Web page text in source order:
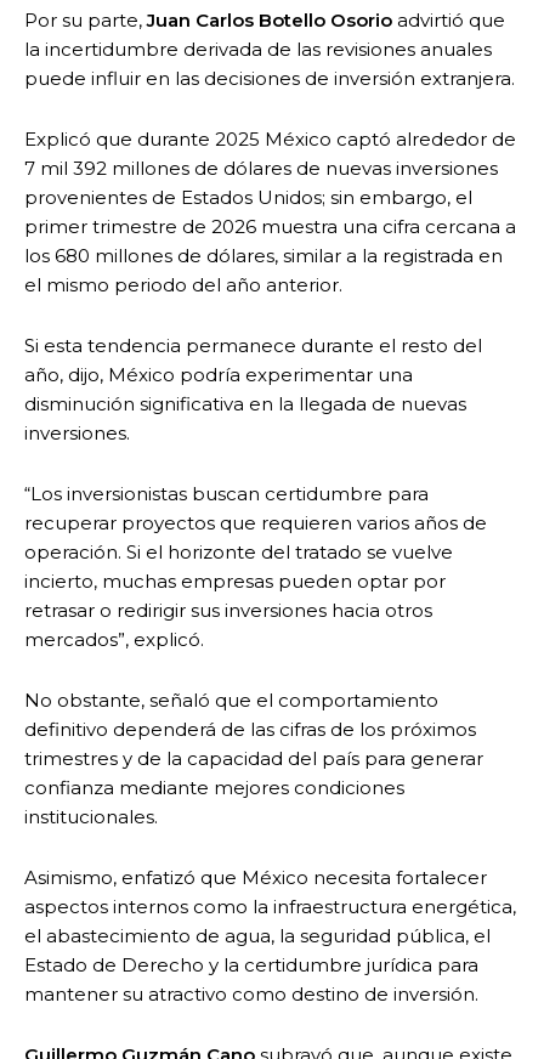
Por su parte,Juan Carlos Botello Osorio advirtió que
la incertidumbre derivada de las revisiones anuales
puede influir en las decisiones de inversión extranjera.
Explicó que durante 2025 México captó alrededor de
7 mil 392 millones de dólares de nuevas inversiones
provenientes de Estados Unidos; sin embargo, el
primer trimestre de 2026 muestra una cifra cercana a
los 680 millones de dólares, similar a la registrada en
el mismo periodo del año anterior.
Si esta tendencia permanece durante el resto del
año, dijo, México podría experimentar una
disminución significativa en la llegada de nuevas
inversiones.
“Los inversionistas buscan certidumbre para
recuperar proyectos que requieren varios años de
operación. Si el horizonte del tratado se vuelve
incierto, muchas empresas pueden optar por
retrasar o redirigir sus inversiones hacia otros
mercados”, explicó.
No obstante, señaló que el comportamiento
definitivo dependerá de las cifras de los próximos
trimestres y de la capacidad del país para generar
confianza mediante mejores condiciones
institucionales.
Asimismo, enfatizó que México necesita fortalecer
aspectos internos como la infraestructura energética,
el abastecimiento de agua, la seguridad pública, el
Estado de Derecho y la certidumbre jurídica para
mantener su atractivo como destino de inversión.